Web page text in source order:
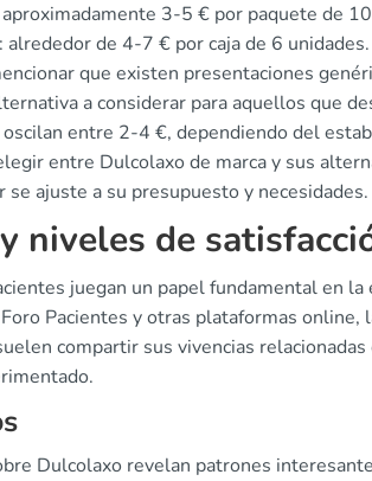
3-5 € por paquete de
de 4-7 € por caja de 6 unidades.
que existen presentaciones
a considerar para aquellos que
entre 2-4 €, dependiendo del
entre Dulcolaxo de marca y sus
se ajuste a su presupuesto y necesidades.
niveles de
juegan un papel fundamental en
Pacientes y otras plataformas
compartir sus vivencias
Dulcolaxo revelan patrones